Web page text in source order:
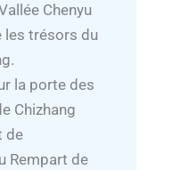
Chenyu
les trésors du
la porte des
Chizhang
de
Rempart de